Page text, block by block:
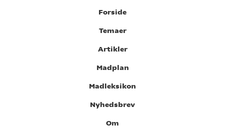
Forside
Temaer
Artikler
Madplan
Madleksikon
Nyhedsbrev
Om